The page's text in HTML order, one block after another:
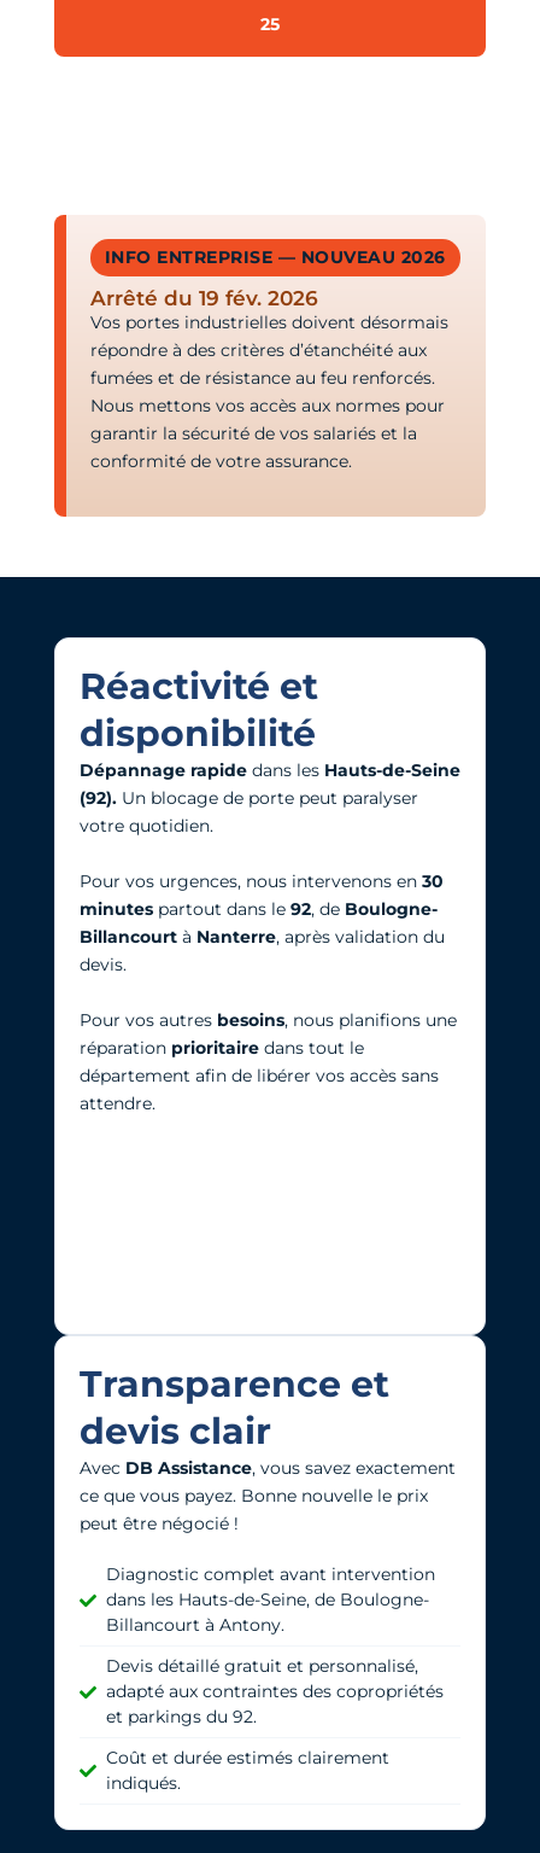
25
INFO ENTREPRISE — NOUVEAU 2026
Arrêté du 19 fév. 2026
Vos portes industrielles doivent désormais
répondre à des critères d’étanchéité aux
fumées et de résistance au feu renforcés.
Nous mettons vos accès aux normes pour
garantir la sécurité de vos salariés et la
conformité de votre assurance.
Réactivité et
disponibilité
Dépannage rapidedans les Hauts-de-Seine
(92). Un blocage de porte peut paralyser
votre quotidien.
Pour vos urgences, nous intervenons en 30
minutespartout dans le 92, de Boulogne-
Billancourtà Nanterre, après validation du
devis.
Pour vos autres besoins, nous planifions une
réparation prioritairedans tout le
département afin de libérer vos accès sans
attendre.
Transparence et
devis clair
Avec DB Assistance, vous savez exactement
ce que vous payez. Bonne nouvelle le prix
peut être négocié !
Diagnostic complet avant intervention
dans les Hauts-de-Seine, de Boulogne-
Billancourt à Antony.
Devis détaillé gratuit et personnalisé,
adapté aux contraintes des copropriétés
et parkings du 92.
Coût et durée estimés clairement
indiqués.